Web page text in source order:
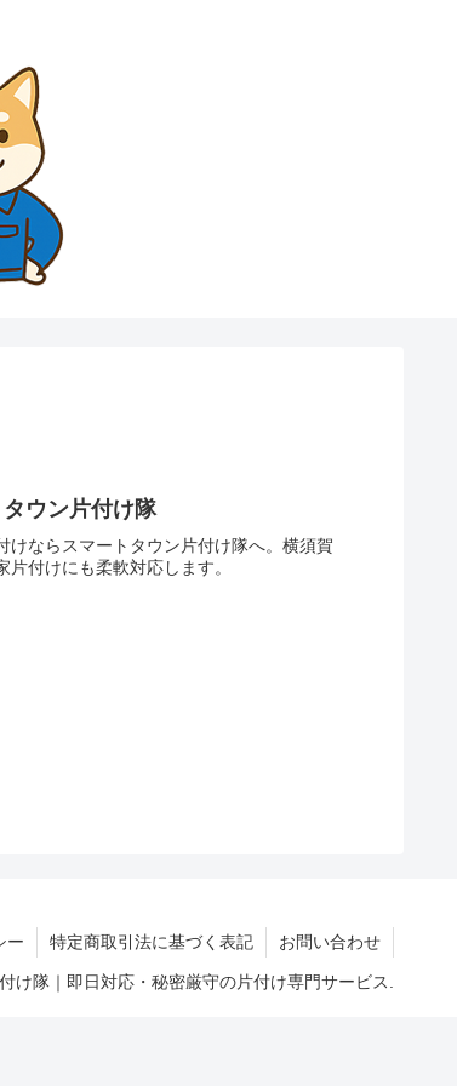
ウン片付け隊
ならスマートタウン片付け隊へ。横須賀
付けにも柔軟対応します。
ー 特定商取引法に基づく表記 お問い合わせ
隊｜即日対応・秘密厳守の片付け専門サービス.